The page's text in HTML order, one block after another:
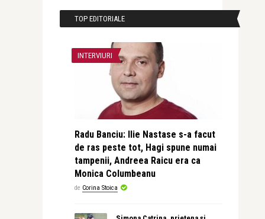
TOP EDITORIALE
INTERVIURI
Radu Banciu: Ilie Nastase s-a facut
de ras peste tot, Hagi spune numai
tampenii, Andreea Raicu era ca
Monica Columbeanu
de Corina Stoica